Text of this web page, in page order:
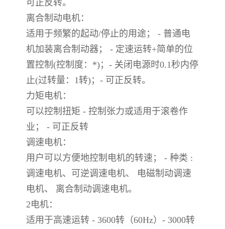
可正反转。
离合制动电机：
适用于频繁的起动/停止的用途； - 普通电
机加装离合制动器； - 定速运转+简单的位
置控制(控制度：*)；- 关闭电源时0.1秒内停
止(过转量：1转)；- 可正反转。
力矩电机：
可以控制扭矩 - 控制张力或适用于滚卷作
业； - 可正反转
调速电机：
用户可以方便地控制电机的转速； - 种类 :
调速电机、可逆调速电机、 电磁制动调速
电机、 离合制动调速电机。
2电机：
适用于高速运转 - 3600转（60Hz）- 3000转